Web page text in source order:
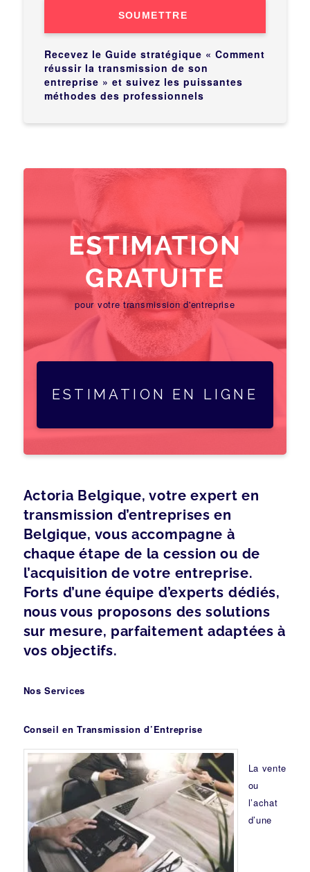
SOUMETTRE
Recevez le Guide stratégique « Comment
réussir la transmission de son
entreprise » et suivez les puissantes
méthodes des professionnels
ESTIMATION
GRATUITE
pour votre transmission d'entreprise
ESTIMATION EN LIGNE
Actoria Belgique, votre expert en
transmission d’entreprises en
Belgique, vous accompagne à
chaque étape de la cession ou de
l’acquisition de votre entreprise.
Forts d’une équipe d’experts dédiés,
nous vous proposons des solutions
sur mesure, parfaitement adaptées à
vos objectifs.
Nos Services
Conseil en Transmission d’Entreprise
La vente
ou
l’achat
d’une